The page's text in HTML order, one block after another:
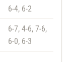
6-4, 6-2
6-7, 4-6, 7-6,
6-0, 6-3